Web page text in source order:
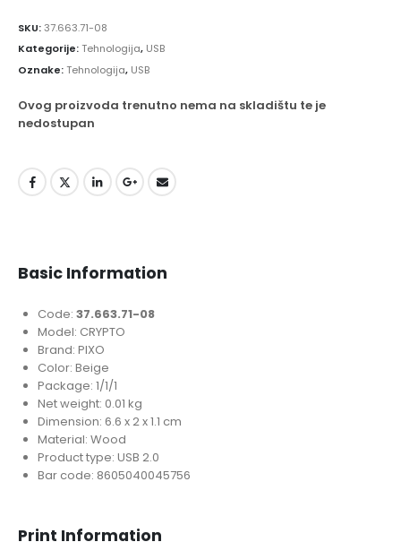
SKU:37.663.71-08
Kategorije:Tehnologija, USB
Oznake:Tehnologija, USB
Ovog proizvoda trenutno nema na skladištu te je
nedostupan
Basic Information
Code:37.663.71-08
Model: CRYPTO
Brand: PIXO
Color: Beige
Package: 1/1/1
Net weight: 0.01 kg
Dimension: 6.6 x 2 x 1.1 cm
Material: Wood
Product type: USB 2.0
Bar code: 8605040045756
Print Information